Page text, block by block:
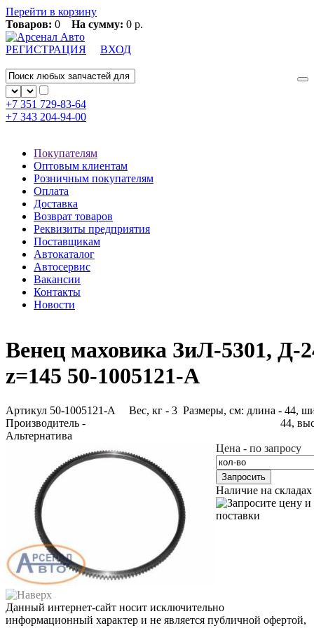
Перейти в корзину
Товаров: 0 На сумму: 0 р.
РЕГИСТРАЦИЯ ВХОД
+7 351 729-83-64
+7 343 204-94-00
Покупателям
Оптовым клиентам
Розничным покупателям
Оплата
Доставка
Возврат товаров
Реквизиты предприятия
Поставщикам
Автокаталог
Автосервис
Вакансии
Контакты
Новости
Венец маховика ЗиЛ-5301, Д-
z=145 50-1005121-А
Артикул 50-1005121-А
Производитель -
Альтернатива
Вес, кг - 3 Размеры, см: длина - 44,
44,
Цена - по запросу
Запросить
Наличие на складах
Данный интернет-сайт носит исключительно
информационный характер и не является публичной офертой,